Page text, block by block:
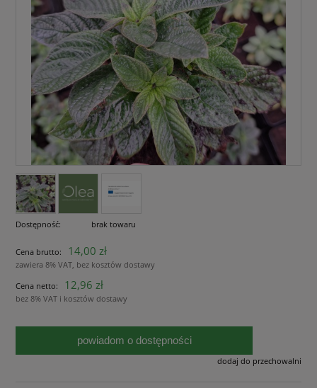
Dostępność: brak towaru
Cena brutto: 14,00 zł
zawiera 8% VAT, bez kosztów dostawy
Cena netto:
12,96 zł
bez 8% VAT i kosztów dostawy
powiadom o dostępności
dodaj do przechowalni